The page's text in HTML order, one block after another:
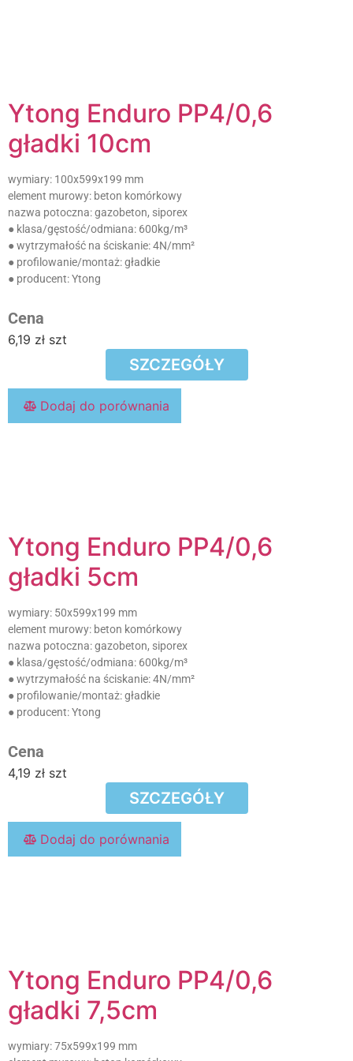
Ytong Enduro PP4/0,6
gładki 10cm
wymiary: 100x599x199 mm
element murowy: beton komórkowy
nazwa potoczna:gazobeton, siporex
● klasa/gęstość/odmiana: 600kg/m³
● wytrzymałość na ściskanie:4N/mm²
● profilowanie/montaż:gładkie
● producent:Ytong
Cena
6,19 zł szt
SZCZEGÓŁY
Dodaj do porównania
Ytong Enduro PP4/0,6
gładki 5cm
wymiary: 50x599x199 mm
element murowy: beton komórkowy
nazwa potoczna:gazobeton, siporex
● klasa/gęstość/odmiana: 600kg/m³
● wytrzymałość na ściskanie:4N/mm²
● profilowanie/montaż:gładkie
● producent:Ytong
Cena
4,19 zł szt
SZCZEGÓŁY
Dodaj do porównania
Ytong Enduro PP4/0,6
gładki 7,5cm
wymiary:75x599x199 mm